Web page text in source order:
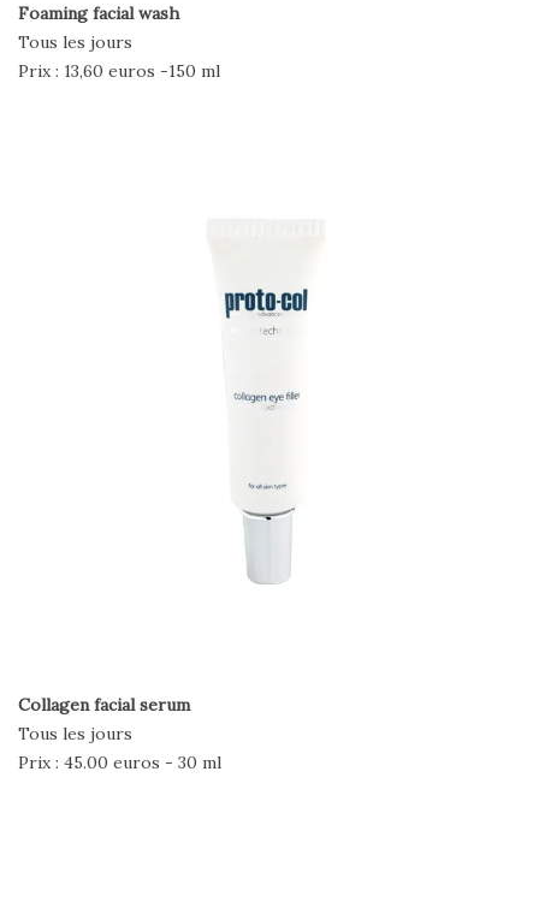
Foaming facial wash
Tous les jours
Prix : 13,60 euros -150 ml
Collagen facial serum
Tous les jours
Prix : 45.00 euros - 30 ml